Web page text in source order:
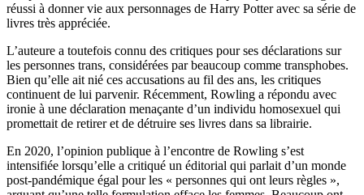
réussi à donner vie aux personnages de Harry Potter avec sa série de
livres très appréciée.
L’auteure a toutefois connu des critiques pour ses déclarations sur
les personnes trans, considérées par beaucoup comme transphobes.
Bien qu’elle ait nié ces accusations au fil des ans, les critiques
continuent de lui parvenir. Récemment, Rowling a répondu avec
ironie à une déclaration menaçante d’un individu homosexuel qui
promettait de retirer et de détruire ses livres dans sa librairie.
En 2020, l’opinion publique à l’encontre de Rowling s’est
intensifiée lorsqu’elle a critiqué un éditorial qui parlait d’un monde
post-pandémique égal pour les « personnes qui ont leurs règles »,